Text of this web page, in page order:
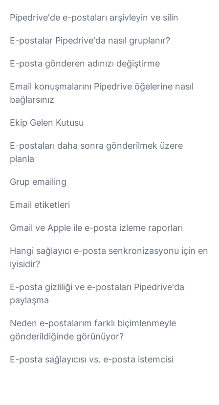
Pipedrive'de e-postaları arşivleyin ve silin
E-postalar Pipedrive'da nasıl gruplanır?
E-posta gönderen adınızı değiştirme
Email konuşmalarını Pipedrive öğelerine nasıl
bağlarsınız
Ekip Gelen Kutusu
E-postaları daha sonra gönderilmek üzere
planla
Grup emailing
Email etiketleri
Gmail ve Apple ile e-posta izleme raporları
Hangi sağlayıcı e-posta senkronizasyonu için en
iyisidir?
E-posta gizliliği ve e-postaları Pipedrive'da
paylaşma
Neden e-postalarım farklı biçimlenmeyle
gönderildiğinde görünüyor?
E-posta sağlayıcısı vs. e-posta istemcisi